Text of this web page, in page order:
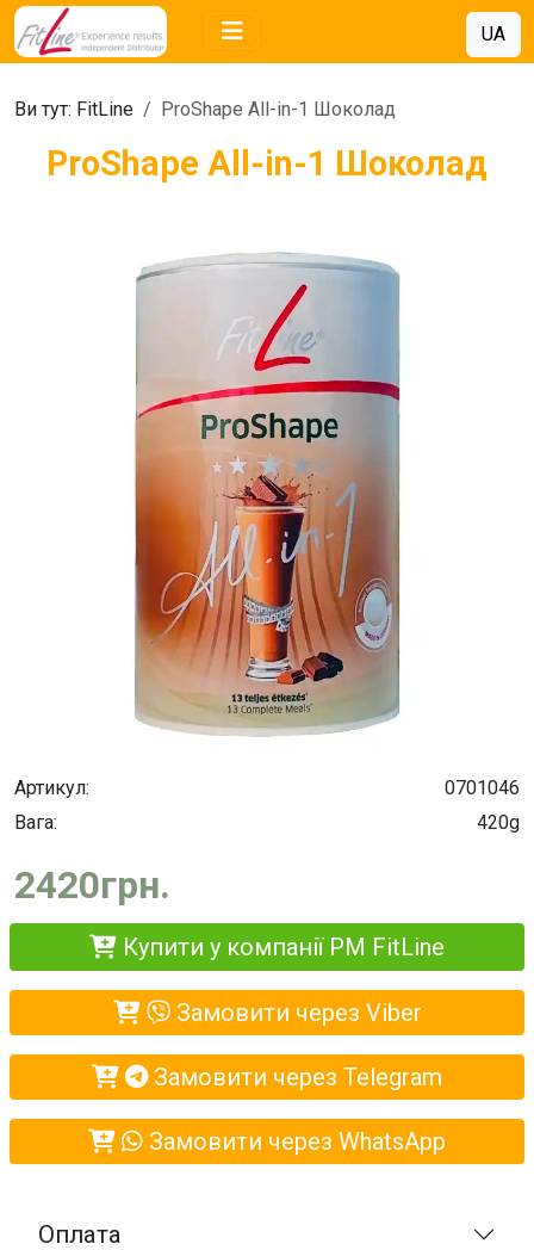
UA
Ви тут: FitLine ProShape All-in-1 Шоколад
ProShape All-in-1 Шоколад
Артикул:
0701046
Вага:
420g
2420грн.
Купити у компанії PM FitLine
Замовити через Viber
Замовити через Telegram
Замовити через WhatsApp
Оплата